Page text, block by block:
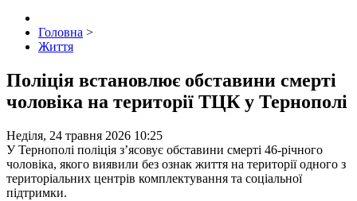
Головна >
Життя
Поліція встановлює обставини смерті
чоловіка на території ТЦК у Тернополі
Неділя, 24 травня 2026 10:25
У Тернополі поліція з’ясовує обставини смерті 46-річного
чоловіка, якого виявили без ознак життя на території одного з
територіальних центрів комплектування та соціальної
підтримки.